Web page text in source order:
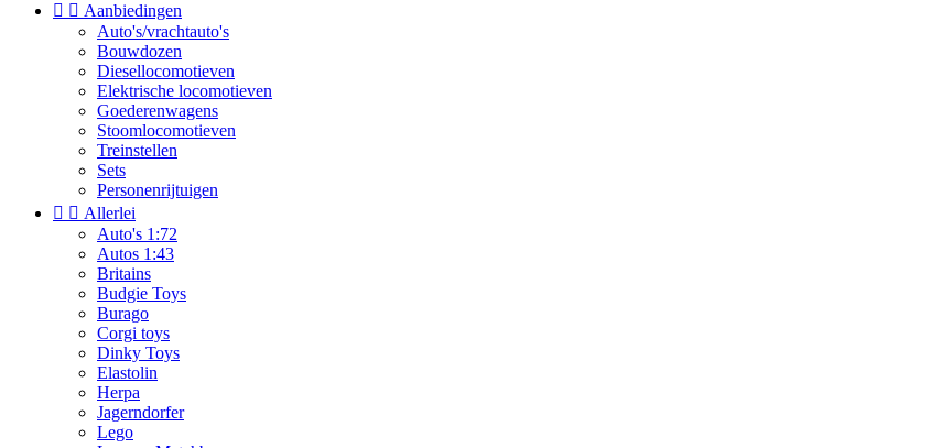
  Aanbiedingen
Auto's/vrachtauto's
Bouwdozen
Diesellocomotieven
Elektrische locomotieven
Goederenwagens
Stoomlocomotieven
Treinstellen
Sets
Personenrijtuigen
  Allerlei
Auto's 1:72
Autos 1:43
Britains
Budgie Toys
Burago
Corgi toys
Dinky Toys
Elastolin
Herpa
Jagerndorfer
Lego